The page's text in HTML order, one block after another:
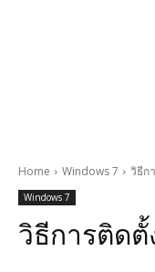
Home Windows 7 วิธีก
Windows 7
วิธีการติดตั้